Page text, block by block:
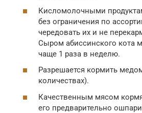
Кисломолочными
без ограничения по
чередовать их и не
Сыром абиссинского кота
чаще 1 раза в неделю.
Разрешается кормить
количествах).
Качественным мясом
его предварительно